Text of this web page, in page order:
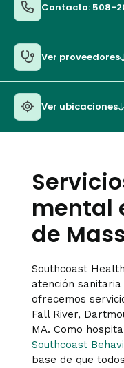
Contacto: 508-
Ver proveedores
Ver ubicaciones
mental
de
Southcoast
atención
ofrecemos
Fall River,
MA. Como
Southcoast
base de que